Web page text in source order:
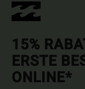
15%
ERSTE
ONLINE*